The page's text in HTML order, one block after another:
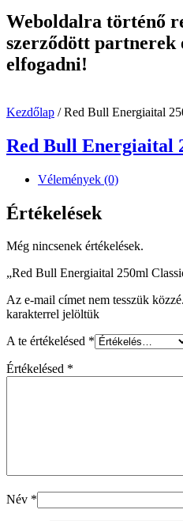
Weboldalra történő
szerződött partnerek
elfogadni!
Kezdőlap / Red Bull Energiaital
Red Bull Energiaital
Vélemények (0)
Értékelések
Még nincsenek értékelések.
„Red Bull Energiaital 250ml
Az e-mail címet nem tesszük közzé.
karakterrel jelöltük
A te értékelésed *
Értékelésed *
Név *